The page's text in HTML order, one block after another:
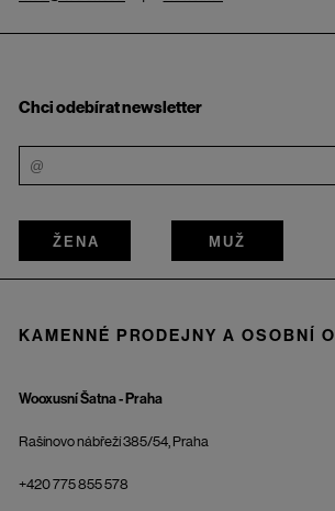
Chci odebírat newsletter
ŽENA MUŽ
KAMENNÉ PRODEJNY A OSOBNÍ
Wooxusní Šatna - Praha
Rašínovo nábřeží 385/54, Praha
+420 775 855 578